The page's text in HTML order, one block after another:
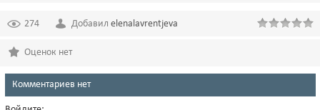
274 Добавил elenalavrentjeva
Оценок нет
Комментариев нет